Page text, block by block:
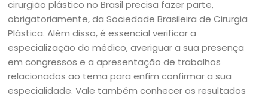
cirurgião plástico no Brasil precisa fazer parte,
obrigatoriamente, da Sociedade Brasileira de Cirurgia
Plástica. Além disso, é essencial verificar a
especialização do médico, averiguar a sua presença
em congressos e a apresentação de trabalhos
relacionados ao tema para enfim confirmar a sua
especialidade. Vale também conhecer os resultados